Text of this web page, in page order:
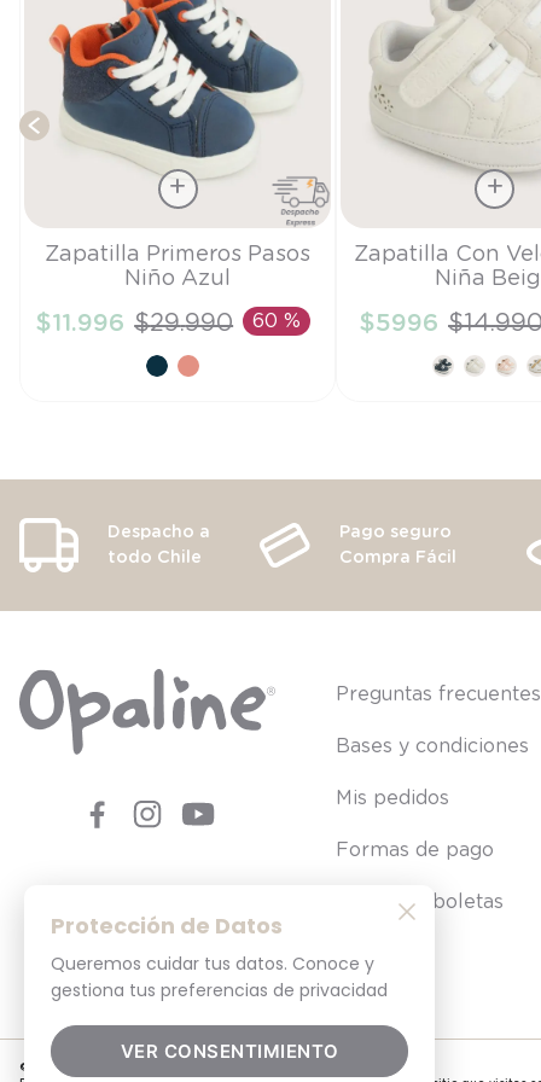
Protección de Datos
Queremos cuidar tus datos. Conoce y
gestiona tus preferencias de privacidad
VER CONSENTIMIENTO
Talla
AÑADIR AL CARRITO
Zapatilla Primeros Pasos
Niño Azul
$11 .996 $29.990 60 %
Talla
AÑADIR AL
Zapatilla Con
Niña
$5996 $14.
Despacho a
todo Chile
Pago seguro
Compra Fácil
Preguntas frecuentes
Bases y condiciones
Mis pedidos
Formas de pago
Consultar boletas
© 2025. Todos los derechos reservados